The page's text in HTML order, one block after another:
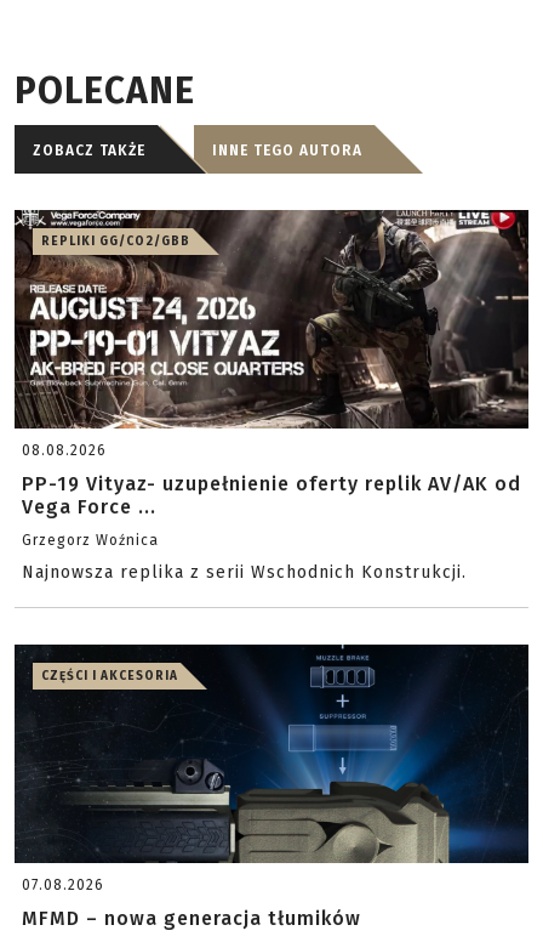
POLECANE
ZOBACZ TAKŻE INNE TEGO AUTORA
REPLIKI GG/CO2/GBB
08.08.2026
PP-19 Vityaz- uzupełnienie oferty replik AV/AK od
Vega Force ...
Grzegorz Woźnica
Najnowsza replika z serii Wschodnich Konstrukcji.
CZĘŚCI I AKCESORIA
07.08.2026
MFMD – nowa generacja tłumików